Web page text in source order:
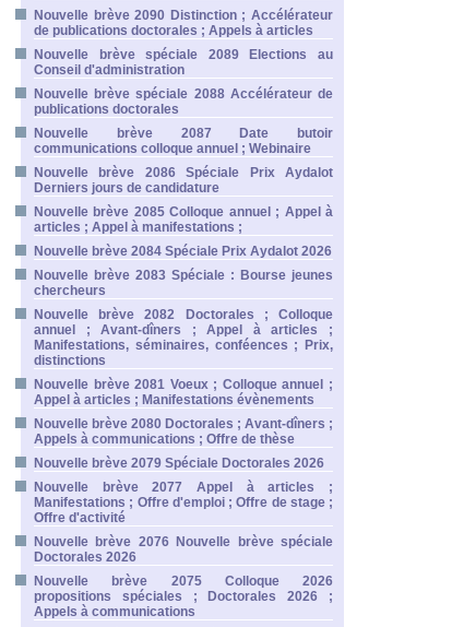
Nouvelle brève 2090 Distinction ; Accélérateur
de publications doctorales ; Appels à articles
Nouvelle brève spéciale 2089 Elections au
Conseil d'administration
Nouvelle brève spéciale 2088 Accélérateur de
publications doctorales
Nouvelle brève 2087 Date butoir
communications colloque annuel ; Webinaire
Nouvelle brève 2086 Spéciale Prix Aydalot
Derniers jours de candidature
Nouvelle brève 2085 Colloque annuel ; Appel à
articles ; Appel à manifestations ;
Nouvelle brève 2084 Spéciale Prix Aydalot 2026
Nouvelle brève 2083 Spéciale : Bourse jeunes
chercheurs
Nouvelle brève 2082 Doctorales ; Colloque
annuel ; Avant-dîners ; Appel à articles ;
Manifestations, séminaires, conféences ; Prix,
distinctions
Nouvelle brève 2081 Voeux ; Colloque annuel ;
Appel à articles ; Manifestations évènements
Nouvelle brève 2080 Doctorales ; Avant-dîners ;
Appels à communications ; Offre de thèse
Nouvelle brève 2079 Spéciale Doctorales 2026
Nouvelle brève 2077 Appel à articles ;
Manifestations ; Offre d'emploi ; Offre de stage ;
Offre d'activité
Nouvelle brève 2076 Nouvelle brève spéciale
Doctorales 2026
Nouvelle brève 2075 Colloque 2026
propositions spéciales ; Doctorales 2026 ;
Appels à communications